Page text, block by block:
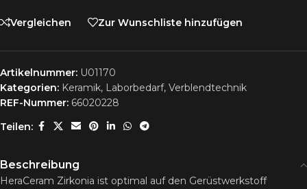
Vergleichen Zur Wunschliste hinzufügen
Artikelnummer: U01170
Kategorien: Keramik, Laborbedarf, Verblendtechnik
REF-Nummer: 66020228
Teilen:
Beschreibung
HeraCeram Zirkonia ist optimal auf den Gerüstwerkstoff